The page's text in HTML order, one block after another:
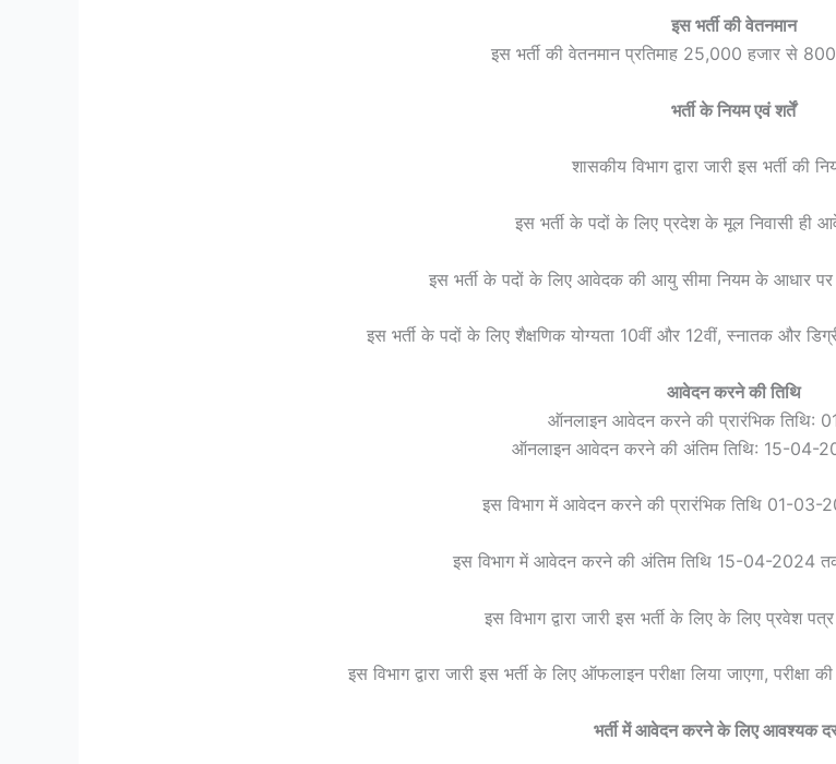
इस भर्ती की वेतनमान
इस भर्ती की वेतनमान प्रतिमाह 25,000 हजार से
भर्ती के नियम एवं शर्तें
शासकीय विभाग द्वारा जारी इस भर्ती की
इस भर्ती के पदों के लिए प्रदेश के मूल निवासी ही
इस भर्ती के पदों के लिए आवेदक की आयु सीमा नियम के आधार पर
इस भर्ती के पदों के लिए शैक्षणिक योग्यता 10वीं और 12वीं, स्नातक और
आवेदन करने की तिथि
ऑनलाइन आवेदन करने की प्रारंभिक तिथि:
ऑनलाइन आवेदन करने की अंतिम तिथि: 15-04-
इस विभाग में आवेदन करने की प्रारंभिक तिथि 01-
इस विभाग में आवेदन करने की अंतिम तिथि 15-04-
इस विभाग द्वारा जारी इस भर्ती के लिए के लिए प्रवेश
इस विभाग द्वारा जारी इस भर्ती के लिए ऑफलाइन परीक्षा लिया जाएगा,
भर्ती में आवेदन करने के लिए आवश्यक